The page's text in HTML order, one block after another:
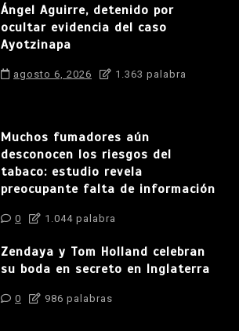
Ángel Aguirre, detenido por
ocultar evidencia del caso
Ayotzinapa
agosto 6, 2026 1.363 palabra
Muchos fumadores aún
desconocen los riesgos del
tabaco: estudio revela
preocupante falta de información
0 1.044 palabra
Zendaya y Tom Holland celebran
su boda en secreto en Inglaterra
0 986 palabras